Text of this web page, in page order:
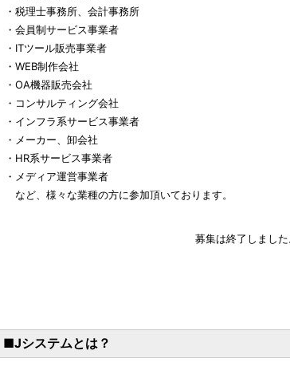
・税理士事務所、会計事務所
・会員制サービス事業者
・ITツール販売事業者
・WEB制作会社
・OA機器販売会社
・コンサルティング会社
・インフラ系サービス事業者
・メーカー、卸会社
・HR系サービス事業者
・メディア運営事業者
など、様々な業種の方に参加頂いております。
募集は終了しました
■Jシステムとは？